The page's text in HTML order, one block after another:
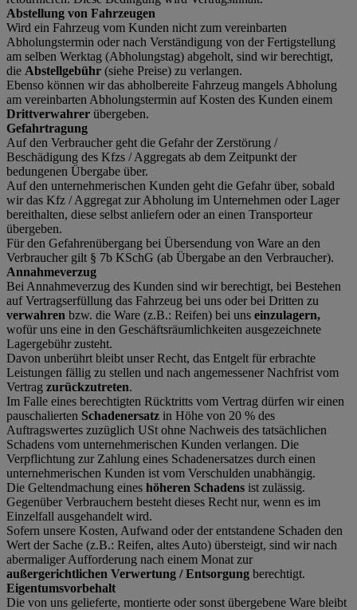
Abstellung von Fahrzeugen
Wird ein Fahrzeug vom Kunden nicht zum vereinbarten
Abholungstermin oder nach Verständigung von der Fertigstellung
am selben Werktag (Abholungstag) abgeholt, sind wir berechtigt,
die Abstellgebühr (siehe Preise) zu verlangen.
Ebenso können wir das abholbereite Fahrzeug mangels Abholung
am vereinbarten Abholungstermin auf Kosten des Kunden einem
Drittverwahrer übergeben.
Gefahrtragung
Auf den Verbraucher geht die Gefahr der Zerstörung /
Beschädigung des Kfzs / Aggregats ab dem Zeitpunkt der
bedungenen Übergabe über.
Auf den unternehmerischen Kunden geht die Gefahr über, sobald
wir das Kfz / Aggregat zur Abholung im Unternehmen oder Lager
bereithalten, diese selbst anliefern oder an einen Transporteur
übergeben.
Für den Gefahrenübergang bei Übersendung von Ware an den
Verbraucher gilt § 7b KSchG (ab Übergabe an den Verbraucher).
Annahmeverzug
Bei Annahmeverzug des Kunden sind wir berechtigt, bei Bestehen
auf Vertragserfüllung das Fahrzeug bei uns oder bei Dritten zu
verwahren bzw. die Ware (z.B.: Reifen) bei uns einzulagern,
wofür uns eine in den Geschäftsräumlichkeiten ausgezeichnete
Lagergebühr zusteht.
Davon unberührt bleibt unser Recht, das Entgelt für erbrachte
Leistungen fällig zu stellen und nach angemessener Nachfrist vom
Vertrag zurückzutreten.
Im Falle eines berechtigten Rücktritts vom Vertrag dürfen wir einen
pauschalierten Schadenersatz in Höhe von 20 % des
Auftragswertes zuzüglich USt ohne Nachweis des tatsächlichen
Schadens vom unternehmerischen Kunden verlangen. Die
Verpflichtung zur Zahlung eines Schadenersatzes durch einen
unternehmerischen Kunden ist vom Verschulden unabhängig.
Die Geltendmachung eines höheren Schadens ist zulässig.
Gegenüber Verbrauchern besteht dieses Recht nur, wenn es im
Einzelfall ausgehandelt wird.
Sofern unsere Kosten, Aufwand oder der entstandene Schaden den
Wert der Sache (z.B.: Reifen, altes Auto) übersteigt, sind wir nach
abermaliger Aufforderung nach einem Monat zur
außergerichtlichen Verwertung / Entsorgung berechtigt.
Eigentumsvorbehalt
Die von uns gelieferte, montierte oder sonst übergebene Ware bleibt